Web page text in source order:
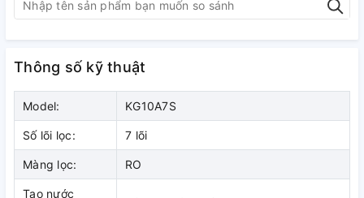
2️⃣Điều khiển cơ nhanh chóng – dễ
dàng
Kangaroo KG10A7S được trang bị điều khiển cơ bền chắc,
Thông số kỹ thuật
Model: KG10A7S
Số lõi lọc: 7 lõi
Màng lọc: RO
Tạo nước